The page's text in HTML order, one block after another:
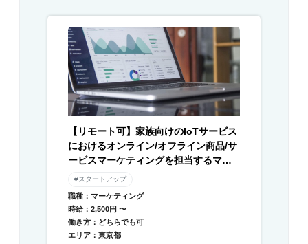
【リモート可】家族向けのIoTサービス
におけるオンライン/オフライン商品/サ
ービスマーケティングを担当するマー
ケターを募集
#スタートアップ
職種：マーケティング
時給：2,500円 〜
働き方：どちらでも可
エリア：東京都